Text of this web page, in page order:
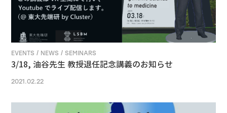
EVENTS / NEWS / SEMINARS
3/18, 油谷先生 教授退任記念講義のお知らせ
2021.02.22